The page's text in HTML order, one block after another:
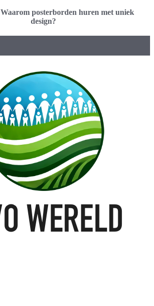
Waarom posterborden huren met uniek
design?